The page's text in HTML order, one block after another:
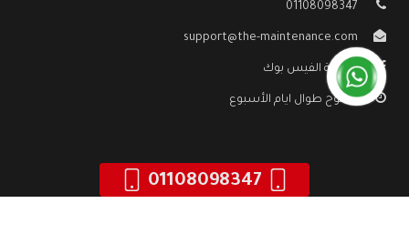
01108098347
support@the-maintenance.com
صفحة الفيس بوك
مفتوح طوال ايام الأسبوع
01108098347